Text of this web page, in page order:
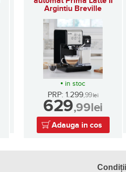
Argintiu Breville
• in stoc
PRP: 1.299,99lei
629,99lei
Adauga in cos